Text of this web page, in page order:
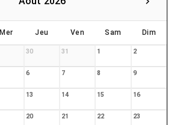
Mer Jeu Ven Sam Dim
30 31 1 2
6 7 8 9
13 14 15 16
20 21 22 23